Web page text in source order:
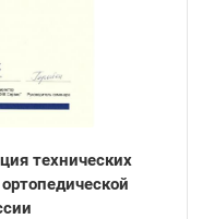
технических